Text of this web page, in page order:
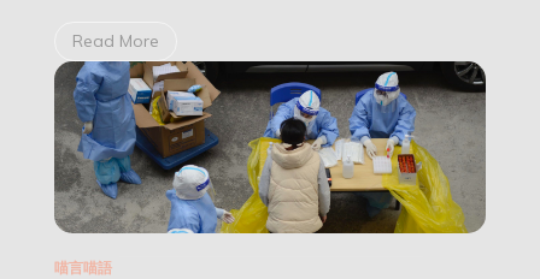
15
日）】
Read More
喵言喵語